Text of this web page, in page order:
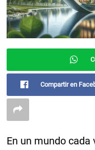
Compartir en
En un mundo